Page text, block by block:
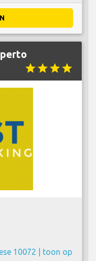
starstarstarstar
10072 | toon op